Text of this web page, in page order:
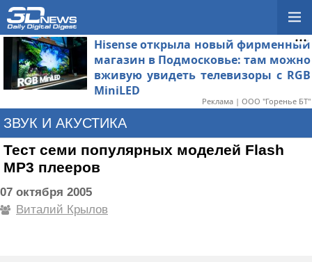
Hisense открыла новый фирменный
магазин в Подмосковье: там можно
вживую увидеть телевизоры с RGB
MiniLED
Реклама | ООО "Горенье БТ"
ЗВУК И АКУСТИКА
Тест семи популярных моделей Flash
MP3 плееров
07 октября 2005
Виталий Крылов